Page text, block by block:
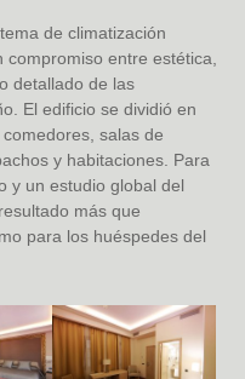
de climatización
entre estética,
detallado de las
El edificio se dividió en
salas de
y habitaciones. Para
y un estudio global del
más que
para los huéspedes del